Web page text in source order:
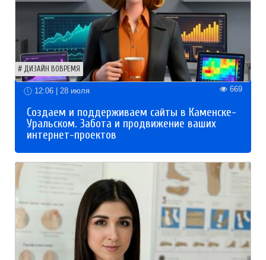
ДИЗАЙН ВОВРЕМЯ
12:06 | 28 июля 669
Создаем и поддерживаем сайты в Каменске-
Уральском. Забота и продвижение ваших
интернет-проектов